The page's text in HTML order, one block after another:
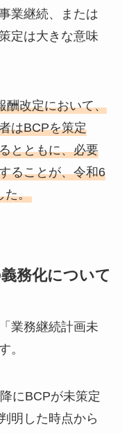
業継続、または
定は大きな意味
酬改定において、
はBCPを策定
とともに、必要
ることが、令和6
た。
務化について
業務継続計画未
す。
にBCPが未策定
明した時点から